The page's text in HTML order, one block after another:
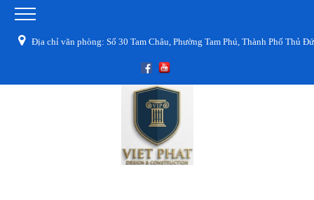
Địa chỉ văn phòng: Số 30 Tam Châu, Phường Tam Phú, Thành Phố Thủ Đức,